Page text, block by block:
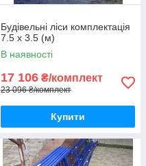
Будівельні ліси комплектація
7.5 х 3.5 (м)
В наявності
17 106 ₴/комплект
23 096 ₴/комплект
Купити